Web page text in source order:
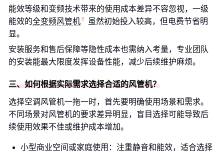
能效等级和变频技术带来的使用成本差异不容忽视，一级
能效的全变频风管机
虽然初始投入较高，但电费节省明
显。
安装服务和售后保障等隐性成本也需纳入考量，专业团队
的安装能最大限度发挥设备性能，减少后续维护麻烦。
三、如何根据实际需求选择合适的风管机？
选择空调风管机一拖一时，首先要明确使用场景和需求。
不同场景对风管机的要求差异明显，盲目选择可能导致后
续使用效果不佳或维护成本增加。
小型商业空间或家庭使用：注重静音和能效，适合选择